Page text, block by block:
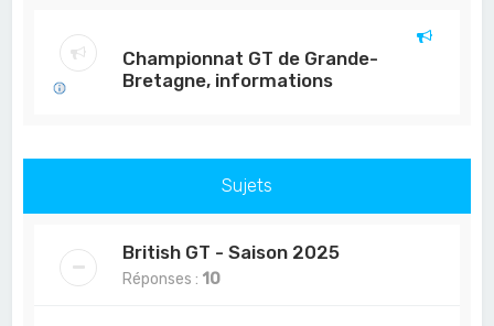
Championnat GT de Grande-
Bretagne, informations
Sujets
British GT - Saison 2025
Réponses : 10